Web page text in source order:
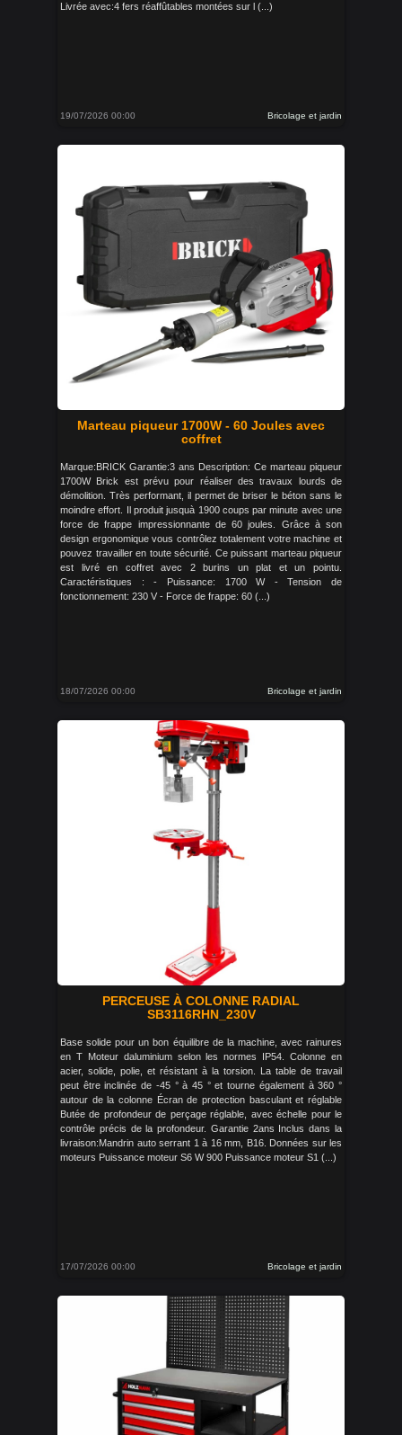
Livrée avec:4 fers réaffûtables montées sur l (...)
19/07/2026 00:00 Bricolage et jardin
Marteau piqueur 1700W - 60 Joules avec
coffret
Marque:BRICK Garantie:3 ans Description: Ce marteau piqueur
1700W Brick est prévu pour réaliser des travaux lourds de
démolition. Très performant, il permet de briser le béton sans le
moindre effort. Il produit jusquà 1900 coups par minute avec une
force de frappe impressionnante de 60 joules. Grâce à son
design ergonomique vous contrôlez totalement votre machine et
pouvez travailler en toute sécurité. Ce puissant marteau piqueur
est livré en coffret avec 2 burins un plat et un pointu.
Caractéristiques : - Puissance: 1700 W - Tension de
fonctionnement: 230 V - Force de frappe: 60 (...)
18/07/2026 00:00 Bricolage et jardin
PERCEUSE À COLONNE RADIAL
SB3116RHN_230V
Base solide pour un bon équilibre de la machine, avec rainures
en T Moteur daluminium selon les normes IP54. Colonne en
acier, solide, polie, et résistant à la torsion. La table de travail
peut être inclinée de -45 ° à 45 ° et tourne également à 360 °
autour de la colonne Écran de protection basculant et réglable
Butée de profondeur de perçage réglable, avec échelle pour le
contrôle précis de la profondeur. Garantie 2ans Inclus dans la
livraison:Mandrin auto serrant 1 à 16 mm, B16. Données sur les
moteurs Puissance moteur S6 W 900 Puissance moteur S1 (...)
17/07/2026 00:00 Bricolage et jardin